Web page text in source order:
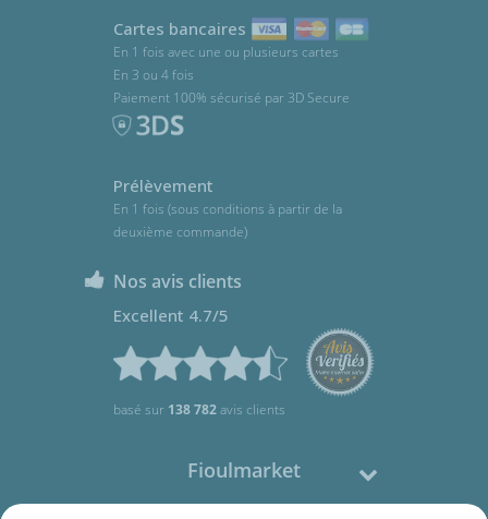
Cartes bancaires
En 1 fois avec une ou plusieurs cartes
En 3 ou 4 fois
Paiement 100% sécurisé par 3D Secure
Prélèvement
En 1 fois (sous conditions à partir de la
deuxième commande)
Nos avis clients
Excellent 4.7/5
basé sur 138 782avis clients
Fioulmarket